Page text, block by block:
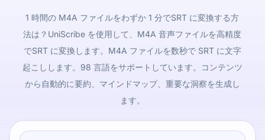
1 時間の M4A ファイルをわずか 1 分でSRT に変換する方
法は？UniScribe を使用して、M4A 音声ファイルを高精度
でSRT に変換します。M4A ファイルを数秒で SRT に文字
起こしします。98 言語をサポートしています。コンテンツ
から自動的に要約、マインドマップ、重要な洞察を生成し
ます。